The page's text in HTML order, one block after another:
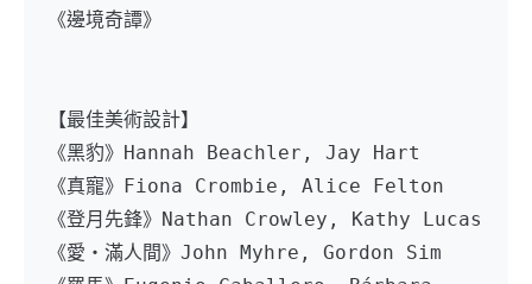
《邊境奇譚》
【最佳美術設計】
《黑豹》Hannah Beachler, Jay Hart
《真寵》Fiona Crombie, Alice Felton
《登月先鋒》Nathan Crowley, Kathy Lucas
《愛・滿人間》John Myhre, Gordon Sim